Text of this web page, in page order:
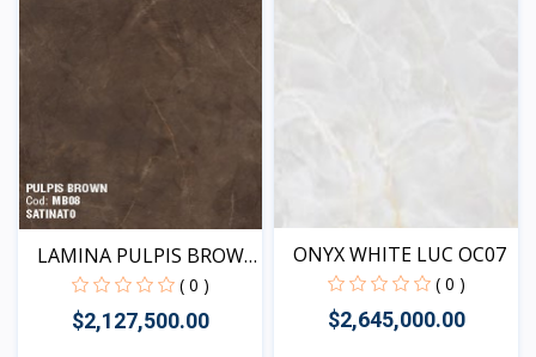
LAMINA PULPIS BROWN
- M...
( 0 )
$2,127,500.00
ONYX WHITE LUC OC07
( 0 )
$2,645,000.00